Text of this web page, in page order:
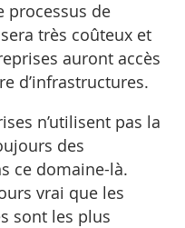
processus de
très coûteux et
auront accès
d’infrastructures.
n’utilisent pas la
des
ce domaine-là.
vrai que les
sont les plus